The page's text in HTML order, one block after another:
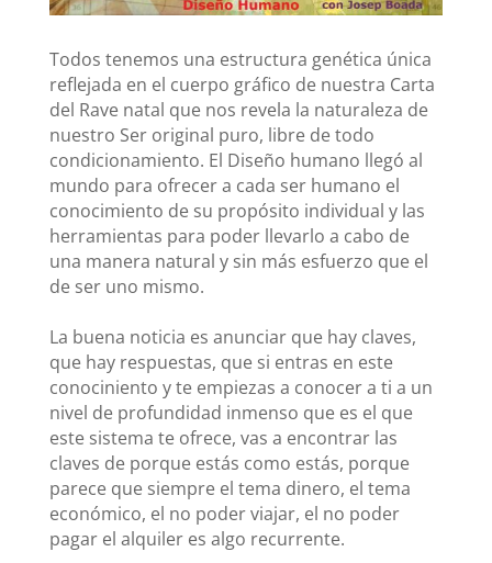
Todos tenemos una estructura genética única
reflejada en el cuerpo gráfico de nuestra Carta
del Rave natal que nos revela la naturaleza de
nuestro Ser original puro, libre de todo
condicionamiento. El Diseño humano llegó al
mundo para ofrecer a cada ser humano el
conocimiento de su propósito individual y las
herramientas para poder llevarlo a cabo de
una manera natural y sin más esfuerzo que el
de ser uno mismo.
La buena noticia es anunciar que hay claves,
que hay respuestas, que si entras en este
conociniento y te empiezas a conocer a ti a un
nivel de profundidad inmenso que es el que
este sistema te ofrece, vas a encontrar las
claves de porque estás como estás, porque
parece que siempre el tema dinero, el tema
económico, el no poder viajar, el no poder
pagar el alquiler es algo recurrente.